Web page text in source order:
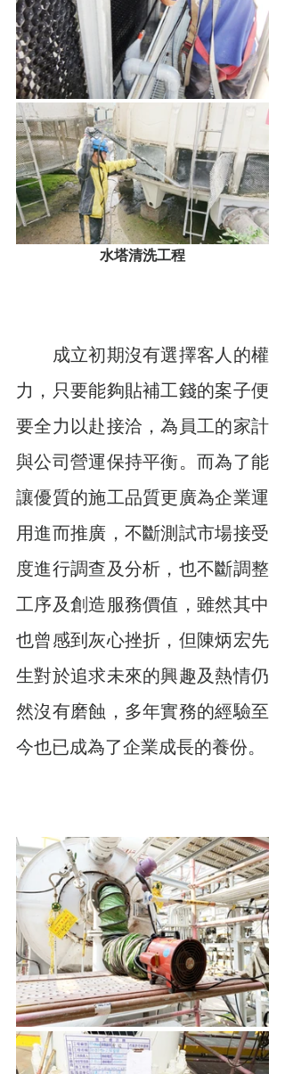
水塔清洗工程
成立初期沒有選擇客人的權
力，只要能夠貼補工錢的案子便
要全力以赴接洽，為員工的家計
與公司營運保持平衡。而為了能
讓優質的施工品質更廣為企業運
用進而推廣，不斷測試市場接受
度進行調查及分析，也不斷調整
工序及創造服務價值，雖然其中
也曾感到灰心挫折，但陳炳宏先
生對於追求未來的興趣及熱情仍
然沒有磨蝕，多年實務的經驗至
今也已成為了企業成長的養份。